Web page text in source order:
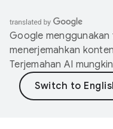
Google
menerjemahkan
Terjemahan AI